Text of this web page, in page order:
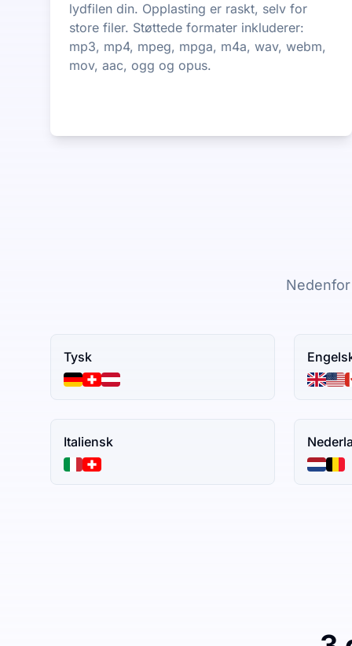
lydfilen din. Opplasting er raskt, selv for
store filer. Støttede formater inkluderer:
mp3, mp4, mpeg, mpga, m4a, wav, webm,
mov, aac, ogg og opus.
Tysk
Italiensk